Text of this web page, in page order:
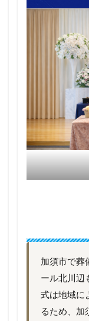
加須市で葬
ール北川辺
式は地域に
るため、加